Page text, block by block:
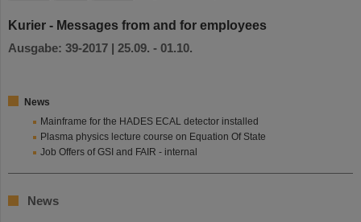
Kurier - Messages from and for employees
Ausgabe: 39-2017 | 25.09. - 01.10.
News
Mainframe for the HADES ECAL detector installed
Plasma physics lecture course on Equation Of State
Job Offers of GSI and FAIR - internal
News